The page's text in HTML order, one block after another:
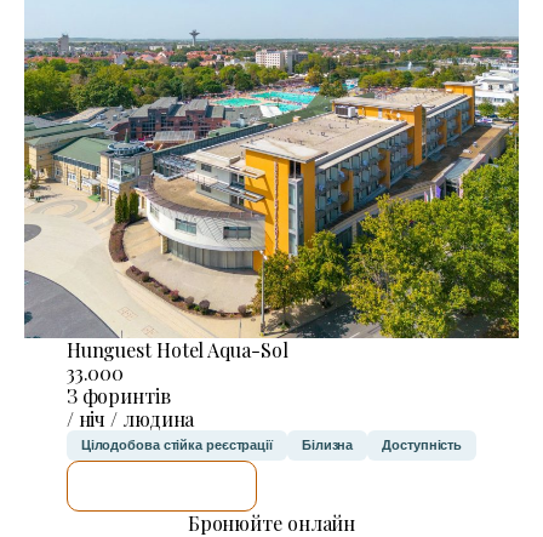
Hunguest Hotel Aqua-Sol
33.000
З форинтів
/ ніч / людина
Цілодобова стійка реєстрації Білизна Доступність
Бронюйте онлайн